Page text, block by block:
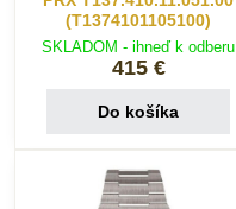
(T1374101105100)
SKLADOM - ihneď k odberu
415 €
Do košíka